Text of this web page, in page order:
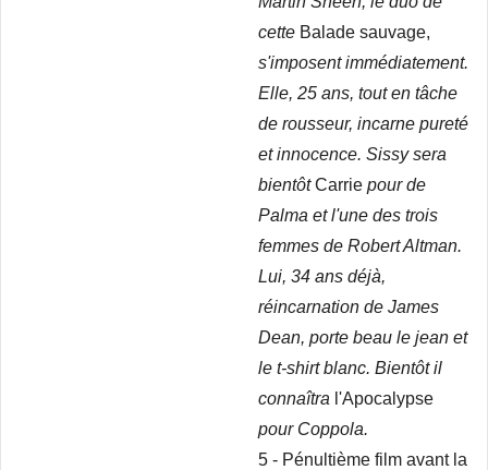
cette Balade sauvage,
s'imposent immédiatement.
Elle, 25 ans, tout en tâche
de rousseur, incarne pureté
et innocence. Sissy sera
bientôtCarrie pour de
Palma et l'une des trois
femmes de Robert Altman.
Lui, 34 ans déjà,
réincarnation de James
Dean, porte beau le jean et
le t-shirt blanc. Bientôt il
connaîtra l'Apocalypse
pour Coppola.
5 - Pénultième film avant la